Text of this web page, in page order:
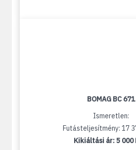
BOMAG BC 671
Ismeretlen:
Futásteljesítmény: 17
Kikiáltási ár:5 000